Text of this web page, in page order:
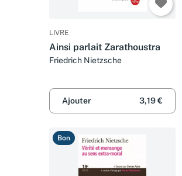
LIVRE
Ainsi parlait Zarathoustra
Friedrich Nietzsche
Ajouter 3,19 €
Bon